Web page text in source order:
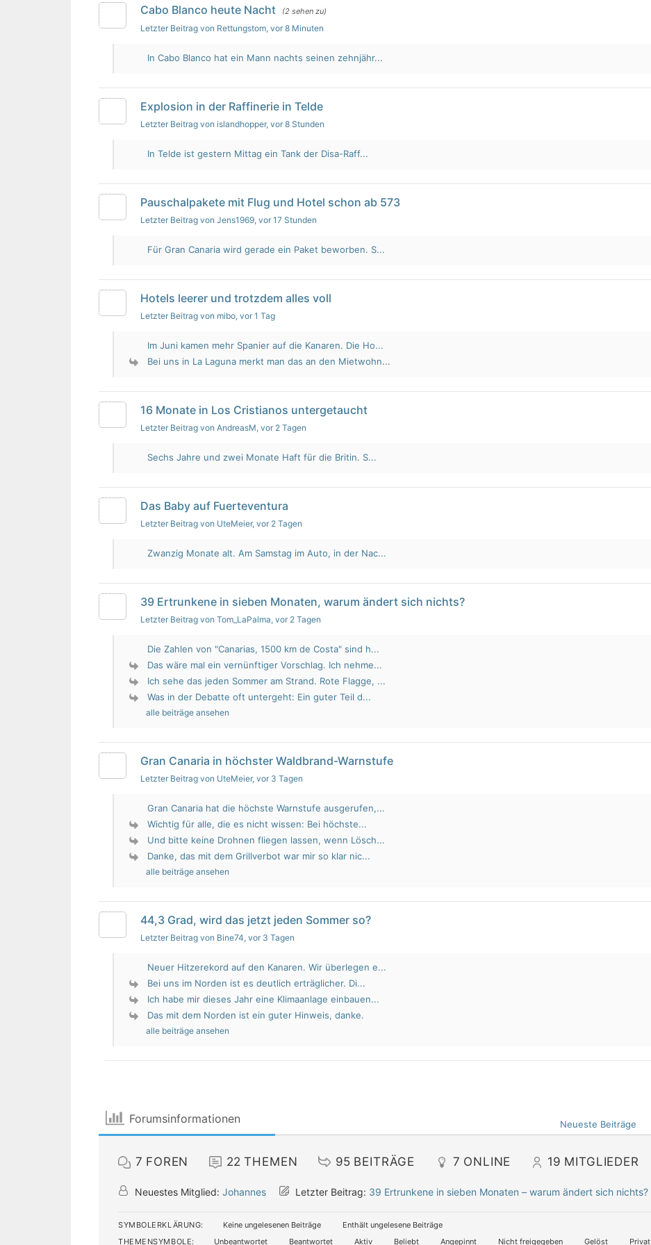
Cabo Blanco heute Nacht (2 sehen zu)
Letzter Beitrag von Rettungstom, vor 8 Minuten
In Cabo Blanco hat ein Mann nachts seinen zehnjähr...
Explosion in der Raffinerie in Telde
Letzter Beitrag von islandhopper, vor 8 Stunden
In Telde ist gestern Mittag ein Tank der Disa-Raff...
Pauschalpakete mit Flug und Hotel schon ab 573
Letzter Beitrag von Jens1969, vor 17 Stunden
Für Gran Canaria wird gerade ein Paket beworben. S...
Hotels leerer und trotzdem alles voll
Letzter Beitrag von mibo, vor 1 Tag
Im Juni kamen mehr Spanier auf die Kanaren. Die Ho...
Bei uns in La Laguna merkt man das an den Mietwohn...
16 Monate in Los Cristianos untergetaucht
Letzter Beitrag von AndreasM, vor 2 Tagen
Sechs Jahre und zwei Monate Haft für die Britin. S...
Das Baby auf Fuerteventura
Letzter Beitrag von UteMeier, vor 2 Tagen
Zwanzig Monate alt. Am Samstag im Auto, in der Nac...
39 Ertrunkene in sieben Monaten, warum ändert sich nichts?
Letzter Beitrag von Tom_LaPalma, vor 2 Tagen
Die Zahlen von "Canarias, 1500 km de Costa" sind h...
Das wäre mal ein vernünftiger Vorschlag. Ich nehme...
Ich sehe das jeden Sommer am Strand. Rote Flagge, ...
Was in der Debatte oft untergeht: Ein guter Teil d...
alle beiträge ansehen
Gran Canaria in höchster Waldbrand-Warnstufe
Letzter Beitrag von UteMeier, vor 3 Tagen
Gran Canaria hat die höchste Warnstufe ausgerufen,...
Wichtig für alle, die es nicht wissen: Bei höchste...
Und bitte keine Drohnen fliegen lassen, wenn Lösch...
Danke, das mit dem Grillverbot war mir so klar nic...
alle beiträge ansehen
44,3 Grad, wird das jetzt jeden Sommer so?
Letzter Beitrag von Bine74, vor 3 Tagen
Neuer Hitzerekord auf den Kanaren. Wir überlegen e...
Bei uns im Norden ist es deutlich erträglicher. Di...
Ich habe mir dieses Jahr eine Klimaanlage einbauen...
Das mit dem Norden ist ein guter Hinweis, danke.
alle beiträge ansehen
Forumsinformationen Neueste Beiträge
7 FOREN 22 THEMEN 95 BEITRÄGE 7 ONLINE 19 MITGLIEDER
Neuestes Mitglied: Johannes Letzter Beitrag: 39 Ertrunkene in sieben Monaten – warum ändert sich nichts?
SYMBOLERKLÄRUNG: Keine ungelesenen Beiträge
Enthält ungelesene Beiträge
THEMENSYMBOLE:
Unbeantwortet Beantwortet Aktiv Beliebt Angepinnt Nicht freigegeben Gelöst Privat